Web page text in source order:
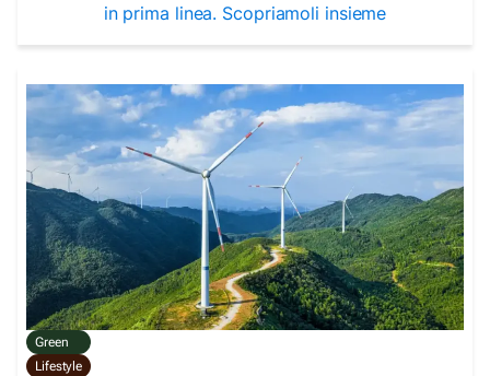
in prima linea. Scopriamoli insieme
Green
Lifestyle